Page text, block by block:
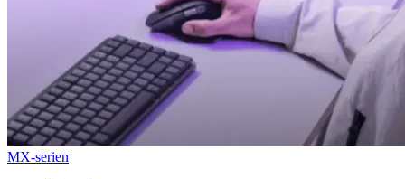
MX-serien